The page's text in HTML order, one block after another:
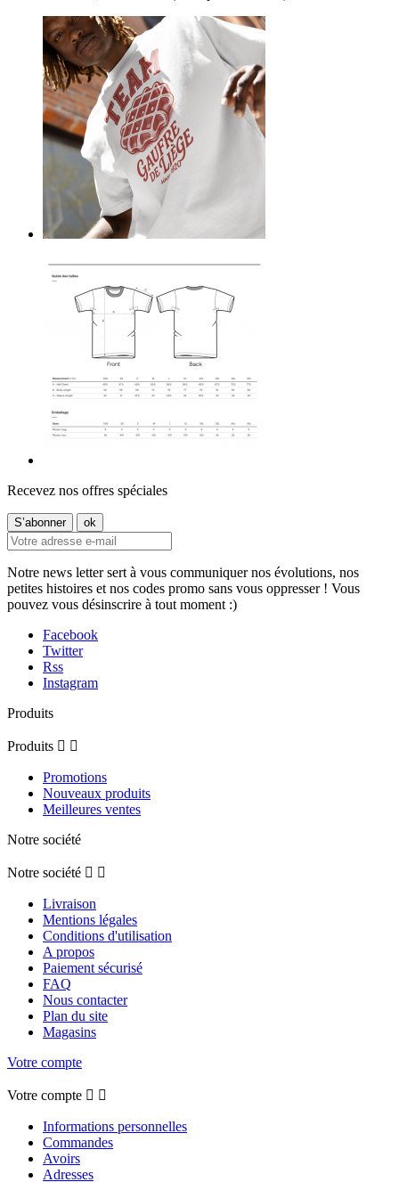
Recevez nos offres spéciales
Notre news letter sert à vous communiquer nos évolutions, nos
petites histoires et nos codes promo sans vous oppresser ! Vous
pouvez vous désinscrire à tout moment :)
Facebook
Twitter
Rss
Instagram
Produits
Produits  
Promotions
Nouveaux produits
Meilleures ventes
Notre société
Notre société  
Livraison
Mentions légales
Conditions d'utilisation
A propos
Paiement sécurisé
FAQ
Nous contacter
Plan du site
Magasins
Votre compte
Votre compte  
Informations personnelles
Commandes
Avoirs
Adresses